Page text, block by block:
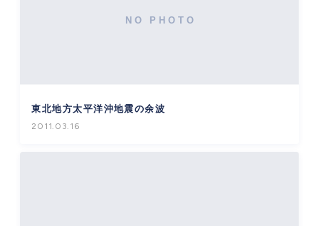
東北地方太平洋沖地震の余波
2011.03.16